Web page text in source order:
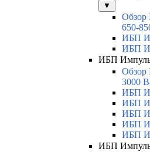
▼
650-
ИБП
ИБП
ИБП
3000
ИБП
ИБП
ИБП
ИБП
ИБП
ИБП